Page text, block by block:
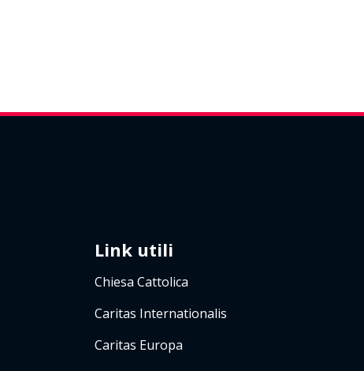
Link utili
Chiesa Cattolica
Caritas Internationalis
Caritas Europa